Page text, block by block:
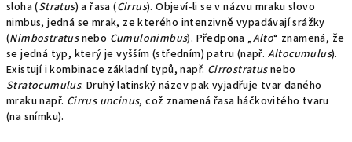
sloha (Stratus) a řasa (Cirrus). Objeví-li se v názvu mraku slovo
nimbus, jedná se mrak, ze kterého intenzivně vypadávají srážky
(Nimbostratusnebo Cumulonimbus). Předpona „Alto“ znamená, že
se jedná typ, který je vyšším (středním) patru (např. Altocumulus).
Existují i kombinace základní typů, např. Cirrostratusnebo
Stratocumulus. Druhý latinský název pak vyjadřuje tvar daného
mraku např. Cirrus uncinus, což znamená řasa háčkovitého tvaru
(na snímku).